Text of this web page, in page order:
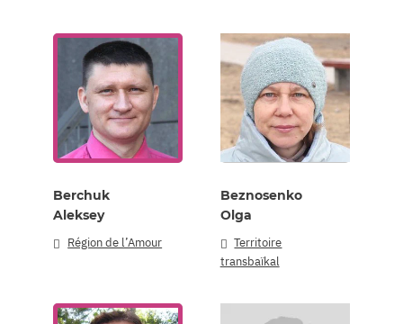
Berchuk
Aleksey
Région de l’Amour
Beznosenko
Olga
Territoire
transbaïkal